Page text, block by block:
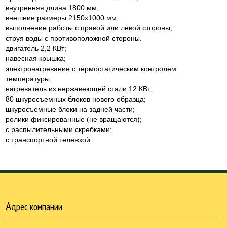
внутренняя длина 1800 мм;
внешние размеры 2150х1000 мм;
выполнение работы с правой или левой стороны;
струя воды с противоположной стороны.
двигатель 2,2 КВт;
навесная крышка;
электронагревание с термостатическим контролем
температуры;
нагреватель из нержавеющей стали 12 КВт;
80 шкуросъемных блоков нового образца;
шкуросъемные блоки на задней части;
ролики фиксированные (не вращаются);
с распылительными скребками;
с транспортной тележкой.
Адрес компании